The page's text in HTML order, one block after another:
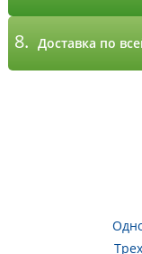
8. Доставка по